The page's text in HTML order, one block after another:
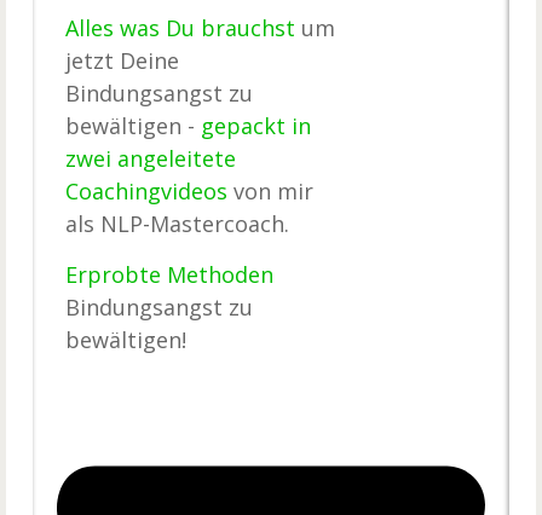
Alles was Du brauchst um
jetzt Deine
Bindungsangst zu
bewältigen - gepackt in
zwei angeleitete
Coachingvideos von mir
als NLP-Mastercoach.
​Erprobte Methoden
Bindungsangst zu
bewältigen!